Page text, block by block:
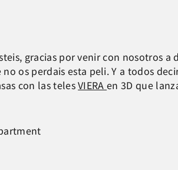
gracias por venir con nosotros
os perdais esta peli. Y a todos
con las telesVIERAen 3D que